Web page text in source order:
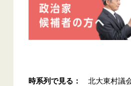
時系列で見る： 北大東村議